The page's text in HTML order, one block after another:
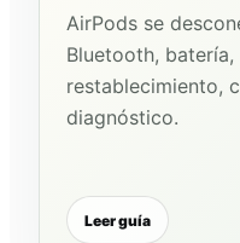
AirPods se
Bluetooth,
restablecimiento,
diagnóstico.
Leer guía